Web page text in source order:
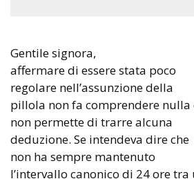
Gentile signora,
affermare di essere stata poco
regolare nell’assunzione della
pillola non fa comprendere nulla
non permette di trarre alcuna
deduzione. Se intendeva dire che
non ha sempre mantenuto
l’intervallo canonico di 24 ore